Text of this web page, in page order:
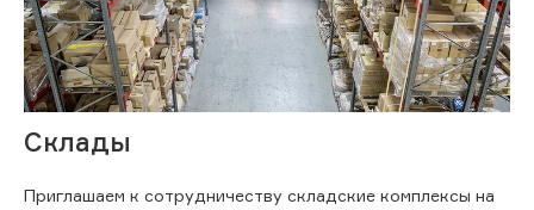
Склады
Приглашаем к сотрудничеству складские комплексы на